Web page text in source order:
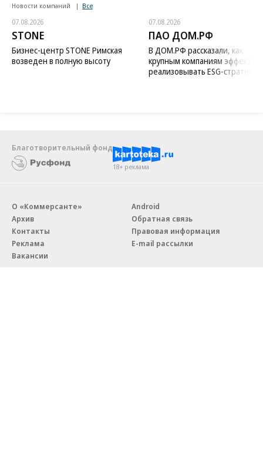
Новости компаний Все
07.08.2026
STONE
Бизнес-центр STONE Римская
возведен в полную высоту
07.08.2026
ПАО ДОМ.РФ
В ДОМ.РФ рассказали, как
крупным компаниям
реализовывать ESG-стратегию
Благотворительный фонд
18+ реклама
О «Коммерсанте»
Архив
Контакты
Реклама
Вакансии
Android
Обратная связь
Правовая информация
E-mail рассылки